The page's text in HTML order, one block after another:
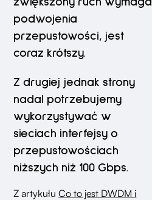
podwojenia
przepustowości, jest
coraz krótszy.
Z drugiej jednak strony
nadal potrzebujemy
wykorzystywać w
sieciach interfejsy o
przepustowościach
niższych niż 100 Gbps.
Z artykułuCo to jest DWDM i